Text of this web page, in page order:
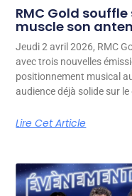
RMC Gold
muscle son
Jeudi 2 avril 2026, RMC
avec trois nouvelles
positionnement musical
audience déjà solide sur le
Lire Cet Article